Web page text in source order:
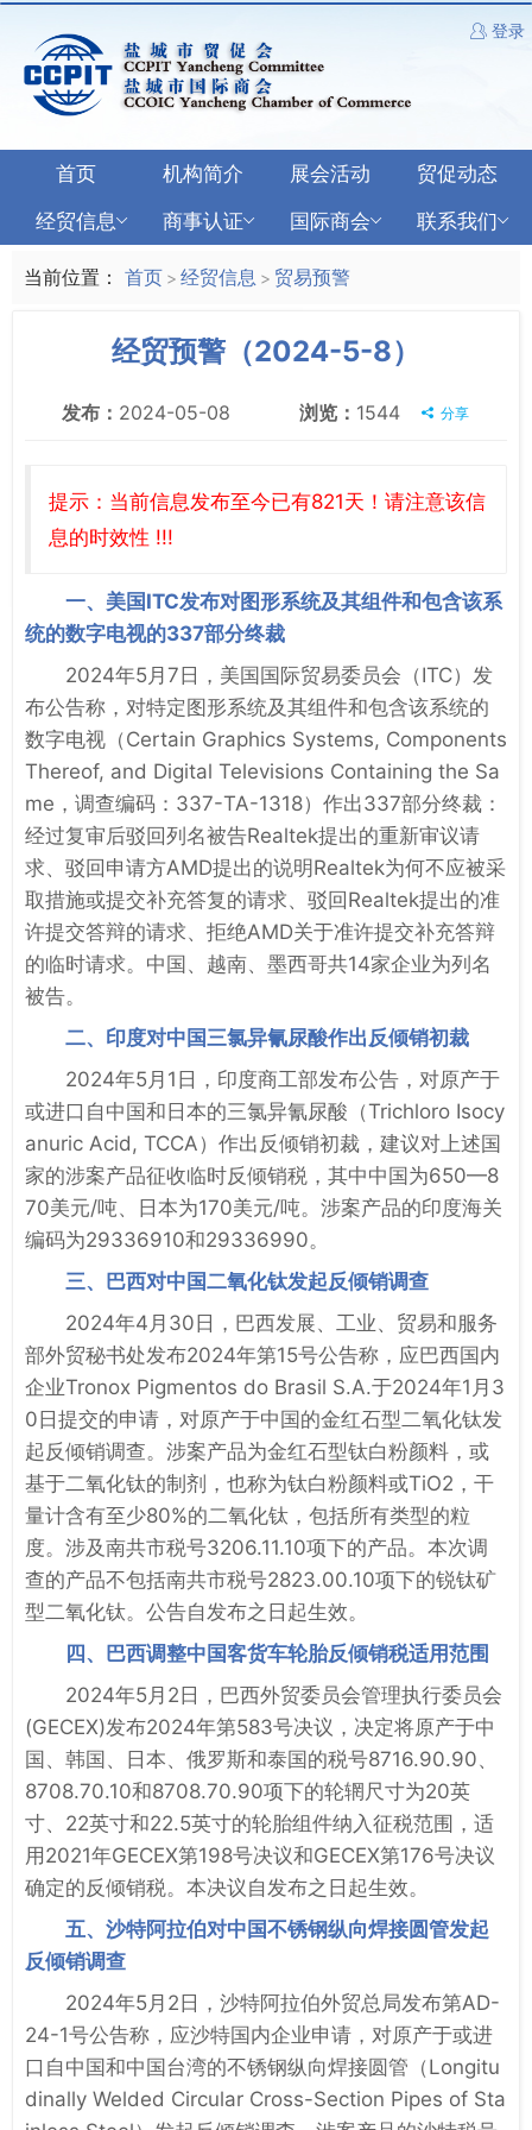
登录
首页 机构简介 展会活动
贸促动态
经贸信息
商事认证 国际商会 联系我们
当前位置： 首页 > 经贸信息 > 贸易预警
经贸预警（2024-5-8）
发布： 2024-05-08 浏览： 1544 分享
提示：当前信息发布至今已有821天！请注意该信
息的时效性 !!!
一、美国ITC发布对图形系统及其组件和包含该系
统的数字电视的337部分终裁
2024年5月7日，美国国际贸易委员会（ITC）发
布公告称，对特定图形系统及其组件和包含该系统的
数字电视（Certain Graphics Systems, Components
Thereof, and Digital Televisions Containing the Sa
me，调查编码：337-TA-1318）作出337部分终裁：
经过复审后驳回列名被告Realtek提出的重新审议请
求、驳回申请方AMD提出的说明Realtek为何不应被采
取措施或提交补充答复的请求、驳回Realtek提出的准
许提交答辩的请求、拒绝AMD关于准许提交补充答辩
的临时请求。中国、越南、墨西哥共14家企业为列名
被告。
二、印度对中国三氯异氰尿酸作出反倾销初裁
2024年5月1日，印度商工部发布公告，对原产于
或进口自中国和日本的三氯异氰尿酸（Trichloro Isocy
anuric Acid, TCCA）作出反倾销初裁，建议对上述国
家的涉案产品征收临时反倾销税，其中中国为650—8
70美元/吨、日本为170美元/吨。涉案产品的印度海关
编码为29336910和29336990。
三、巴西对中国二氧化钛发起反倾销调查
2024年4月30日，巴西发展、工业、贸易和服务
部外贸秘书处发布2024年第15号公告称，应巴西国内
企业Tronox Pigmentos do Brasil S.A.于2024年1月3
0日提交的申请，对原产于中国的金红石型二氧化钛发
起反倾销调查。涉案产品为金红石型钛白粉颜料，或
基于二氧化钛的制剂，也称为钛白粉颜料或TiO2，干
量计含有至少80%的二氧化钛，包括所有类型的粒
度。涉及南共市税号3206.11.10项下的产品。本次调
查的产品不包括南共市税号2823.00.10项下的锐钛矿
型二氧化钛。公告自发布之日起生效。
四、巴西调整中国客货车轮胎反倾销税适用范围
2024年5月2日，巴西外贸委员会管理执行委员会
(GECEX)发布2024年第583号决议，决定将原产于中
国、韩国、日本、俄罗斯和泰国的税号8716.90.90、
8708.70.10和8708.70.90项下的轮辋尺寸为20英
寸、22英寸和22.5英寸的轮胎组件纳入征税范围，适
用2021年GECEX第198号决议和GECEX第176号决议
确定的反倾销税。本决议自发布之日起生效。
五、沙特阿拉伯对中国不锈钢纵向焊接圆管发起
反倾销调查
2024年5月2日，沙特阿拉伯外贸总局发布第AD-
24-1号公告称，应沙特国内企业申请，对原产于或进
口自中国和中国台湾的不锈钢纵向焊接圆管（Longitu
dinally Welded Circular Cross-Section Pipes of Sta